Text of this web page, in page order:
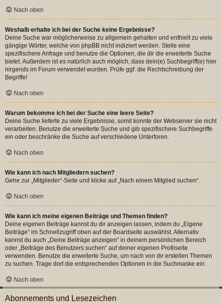
Nach oben
Weshalb erhalte ich bei der Suche keine Ergebnisse?
Deine Suche war möglicherweise zu allgemein gehalten und enthielt zu viele
gängige Wörter, welche von phpBB nicht indiziert werden. Stelle eine
spezifischere Anfrage und benutze die Optionen, die dir die erweiterte Suche
bietet. Außerdem ist es natürlich auch möglich, dass dein(e) Suchbegriff(e) hier
nirgends im Forum verwendet wurden. Prüfe ggf. die Rechtschreibung der
Begriffe!
Nach oben
Warum bekomme ich bei der Suche eine leere Seite?
Deine Suche lieferte zu viele Ergebnisse, somit konnte der Webserver sie nicht
verarbeiten. Benutze die erweiterte Suche und gib spezifischere Suchbegriffe
ein oder beschränke die Suche auf verschiedene Unterforen.
Nach oben
Wie kann ich nach Mitgliedern suchen?
Gehe zur „Mitglieder“-Seite und klicke auf „Nach einem Mitglied suchen“.
Nach oben
Wie kann ich meine eigenen Beiträge und Themen finden?
Deine eigenen Beiträge kannst du dir anzeigen lassen, indem du „Eigene
Beiträge“ im Schnellzugriff oben auf der Boardseite auswählst. Alternativ
kannst du auch „Deine Beiträge anzeigen“ in deinem persönlichen Bereich
oder „Beiträge des Benutzers suchen“ auf deiner eigenen Profilseite
verwenden. Benutze die erweiterte Suche, um nach von dir erstellen Themen
zu suchen. Trage dort die entsprechenden Optionen in die Suchmaske ein.
Nach oben
Abonnements und Lesezeichen